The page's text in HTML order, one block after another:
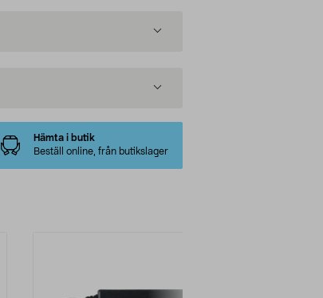
Hämta i butik
Beställ online, från butikslager